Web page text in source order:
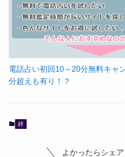
電話占い初回10～20分無料キャ
分超えも有り！？
絆
よかったらシェア